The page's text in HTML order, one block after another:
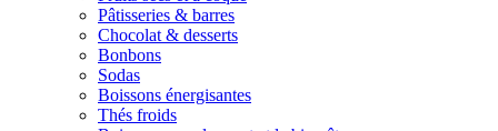
Pâtisseries & barres
Chocolat & desserts
Bonbons
Sodas
Boissons énergisantes
Thés froids